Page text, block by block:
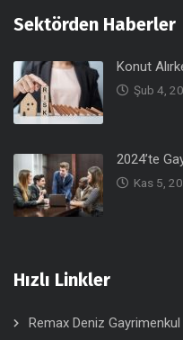
Sektörden Haberler
Konut
Şub 4,
2024’te
Kas 5,
Hızlı Linkler
Remax Deniz Gayrimenkul